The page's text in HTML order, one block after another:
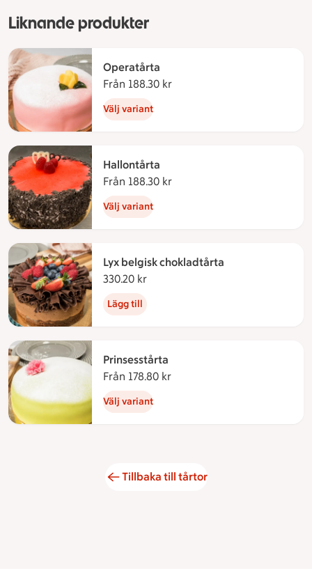
Liknande produkter
Operatårta
Från 188.30 kr
Välj variant
Hallontårta
Från 188.30 kr
Välj variant
Lyx belgisk chokladtårta
330.20 kr
Lägg till
Prinsesstårta
Från 178.80 kr
Välj variant
Tillbaka till tårtor